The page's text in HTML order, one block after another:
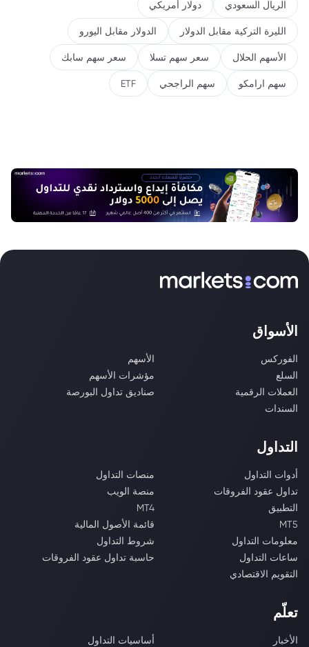
الريال السعودي دولار أمريكي
الليرة التركية مقابل الدولار الدولار مقابل اليورو
الأسهم الحلال سعر سهم تسلا سعر سهم سابك
سهم ارامكو سهم الراجحي ETF
الأسواق
الفوركس
الأسهم
السلع
مؤشرات الأسهم
العملات الرقمية
صناديق تداول البورصة
السندات
التداول
أدوات التداول
منصات التداول
تداول عقود الفروقات
منصة الويب
التطبيق
MT4
MT5
قائمة الأصول المالية
معلومات التداول
شروط التداول
ساعات التداول
حاسبة تداول عقود الفروقات
التقويم الاقتصادي
تعلّم
الأخبار
أساسيات التداول